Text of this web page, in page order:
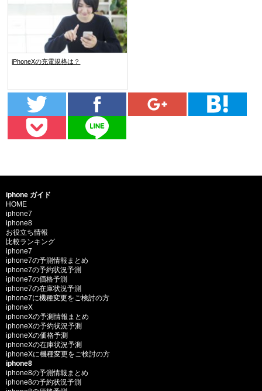
iPhoneXの充電規格は？
iphone ガイド
HOME
iphone7
iphone8
お役立ち情報
比較ランキング
iphone7
iphone7の予測情報まとめ
iphone7の予約状況予測
iphone7の価格予測
iphone7の在庫状況予測
iphone7に機種変更をご検討の方
iphoneX
iphoneXの予測情報まとめ
iphoneXの予約状況予測
iphoneXの価格予測
iphoneXの在庫状況予測
iphoneXに機種変更をご検討の方
iphone8
iphone8の予測情報まとめ
iphone8の予約状況予測